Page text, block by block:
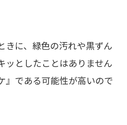
きに、緑色の汚れや黒ずん
ッとしたことはありません
』である可能性が高いので